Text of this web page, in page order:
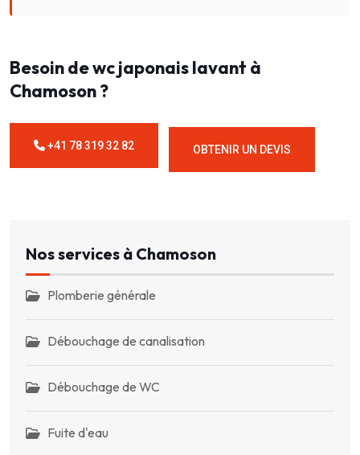
Besoin de wc japonais lavant à
Chamoson ?
+41 78 319 32 82 OBTENIR UN DEVIS
Nos services à Chamoson
Plomberie générale
Débouchage de canalisation
Débouchage de WC
Fuite d'eau